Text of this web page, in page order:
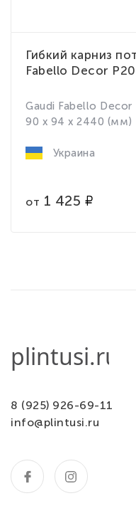
Гибкий карниз
Fabello Decor
Gaudi Fabello Decor
90 x 94 x 2440 (мм)
Украина
от 1 425
8 (925) 926-69-11
info@plintusi.ru